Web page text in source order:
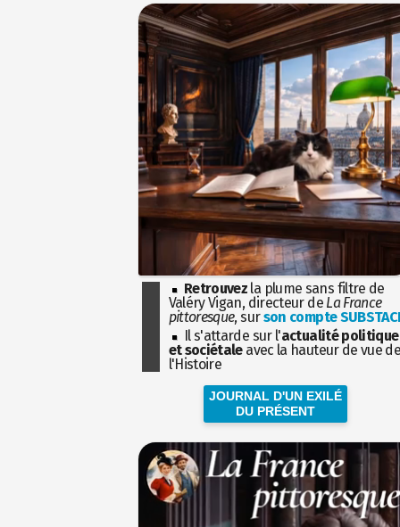
Retrouvez la plume sans filtre de
Valéry Vigan, directeur de La France
pittoresque, surson compte
Il s'attarde sur l'actualité politique
et sociétaleavec la hauteur de vue
l'Histoire
JOURNAL D'UN EXILÉ
DU PRÉSENT